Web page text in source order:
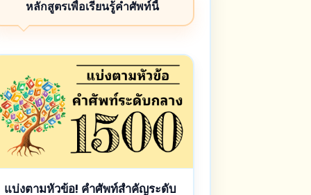
หลักสูตรเพื่อเรียนรู้คำศัพท์นี้
แบ่งตามหัวข้อ! คำศัพท์สำคัญระดับ